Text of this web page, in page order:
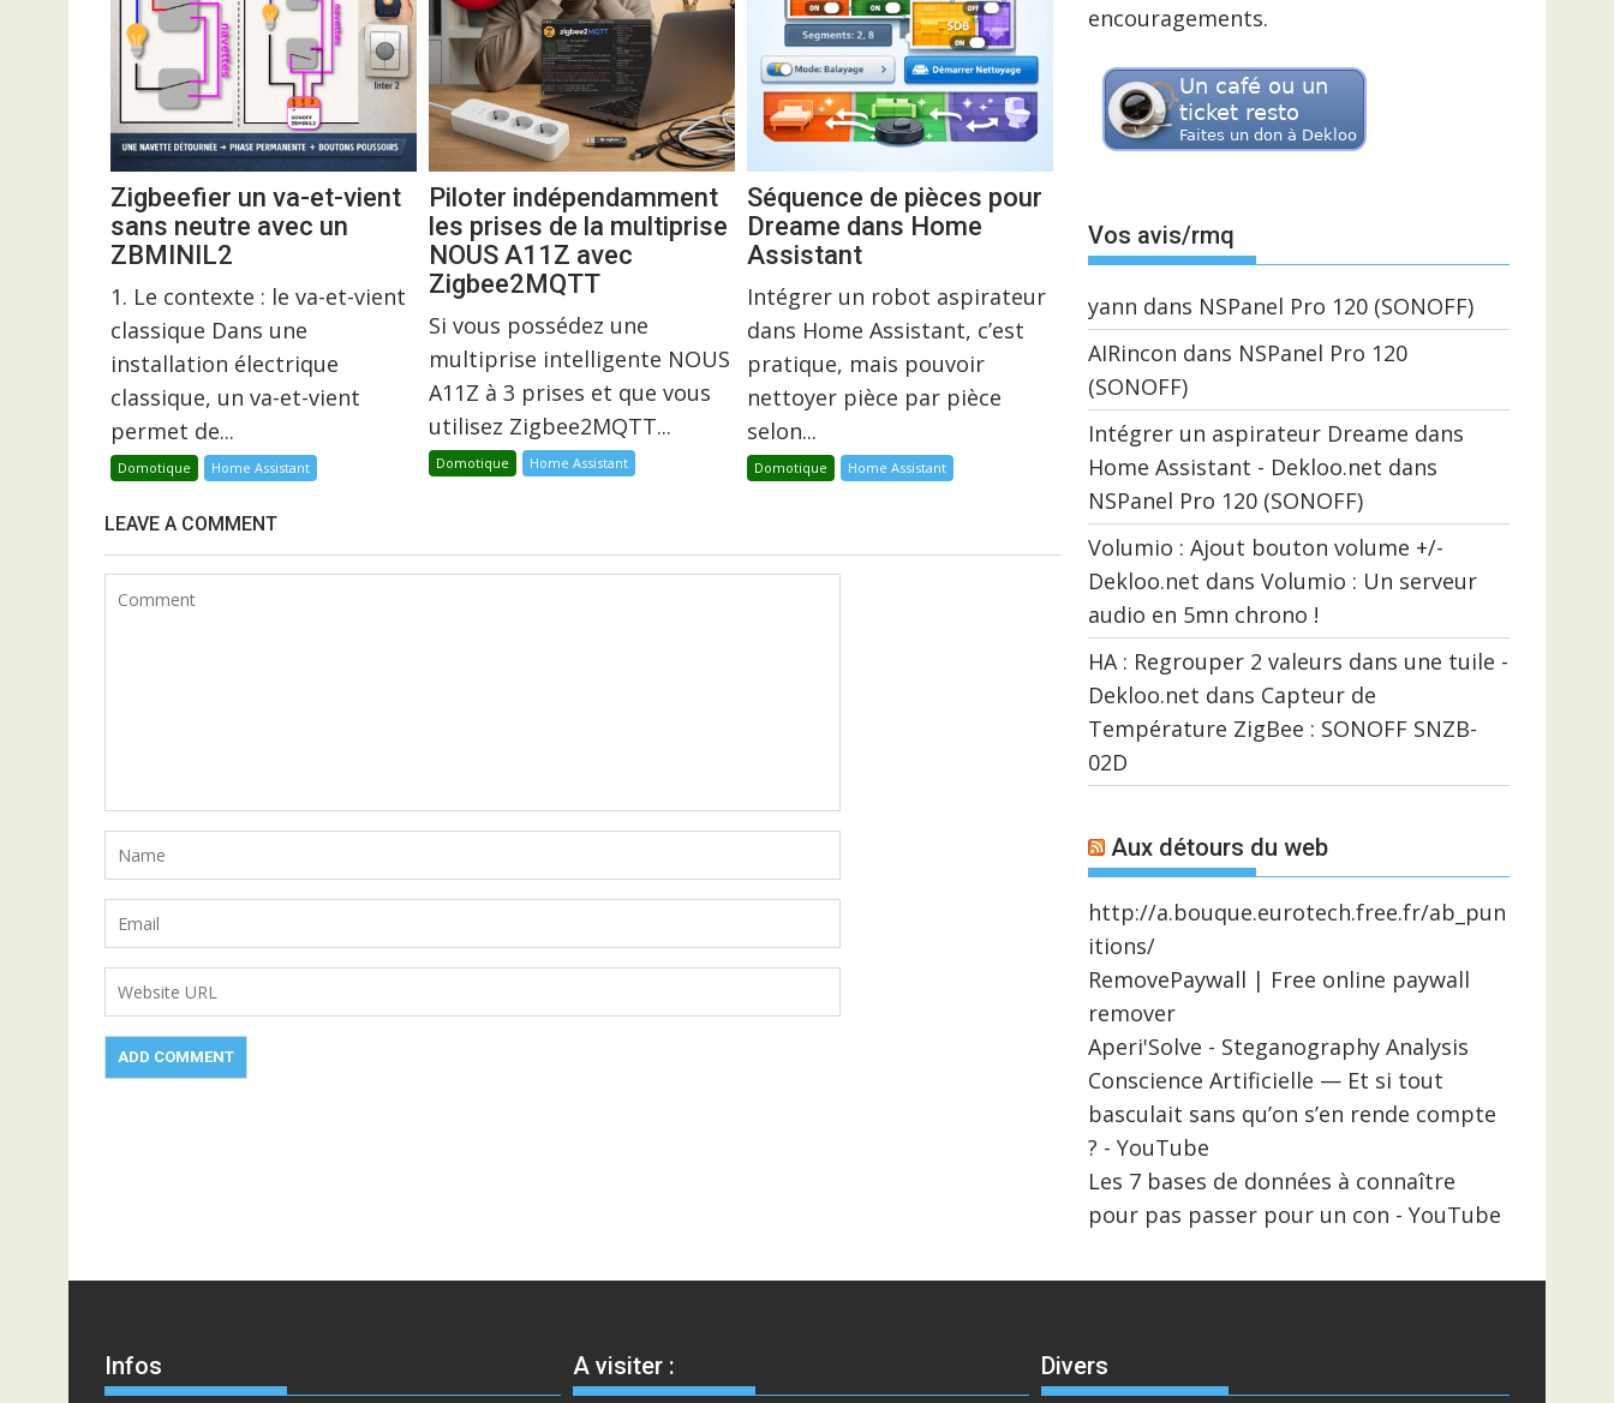
Zigbeefier un va-et-vient
sans neutre avec un
ZBMINIL2
1. Le contexte : le va-et-vient
classique Dans une
installation électrique
classique, un va-et-vient
permet de...
Domotique Home Assistant
Piloter indépendamment
les prises de la multiprise
NOUS A11Z avec
Zigbee2MQTT
Si vous possédez une
multiprise intelligente NOUS
A11Z à 3 prises et que vous
utilisez Zigbee2MQTT...
Domotique Home Assistant
Séquence de pièces pour
Dreame dans Home
Assistant
Intégrer un robot aspirateur
dans Home Assistant, c’est
pratique, mais pouvoir
nettoyer pièce par pièce
selon...
Domotique Home Assistant
LEAVE A COMMENT
encouragements.
Vos avis/rmq
yann dans NSPanel Pro 120 (SONOFF)
AIRincon dans NSPanel Pro 120
(SONOFF)
Intégrer un aspirateur Dreame dans
Home Assistant - Dekloo.net dans
NSPanel Pro 120 (SONOFF)
Volumio : Ajout bouton volume +/-
Dekloo.net dans Volumio : Un serveur
audio en 5mn chrono !
HA : Regrouper 2 valeurs dans une tuile -
Dekloo.net dans Capteur de
Température ZigBee : SONOFF SNZB-
02D
Aux détours du web
http://a.bouque.eurotech.free.fr/ab_pun
itions/
RemovePaywall | Free online paywall
remover
Aperi'Solve - Steganography Analysis
Conscience Artificielle — Et si tout
basculait sans qu’on s’en rende compte
? - YouTube
Les 7 bases de données à connaître
pour pas passer pour un con - YouTube
Infos A visiter : Divers